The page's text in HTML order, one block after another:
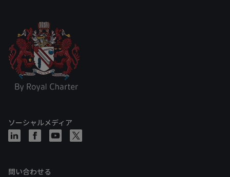
ソーシャルメディア
問い合わせる